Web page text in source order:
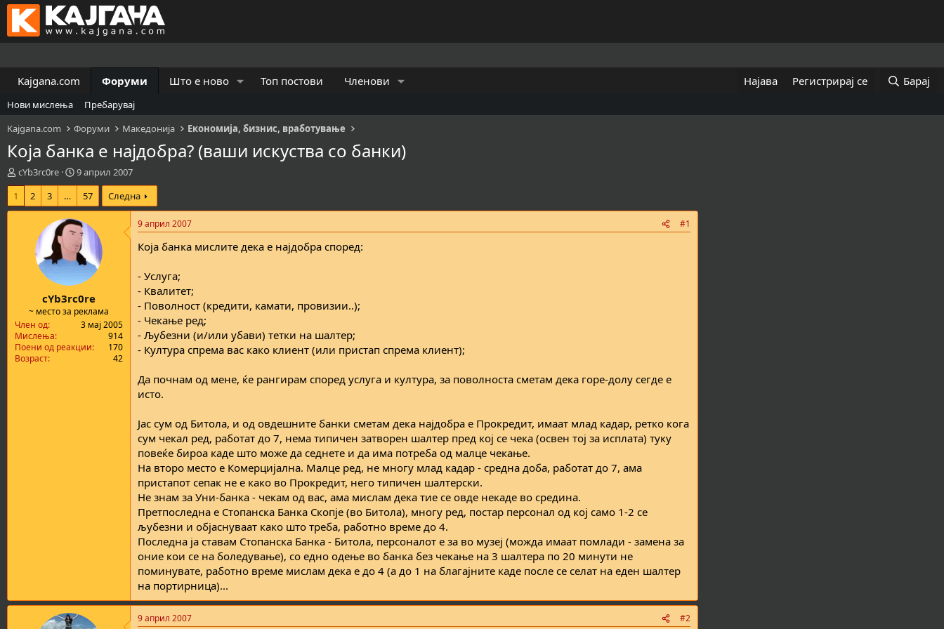
Kajgana.com Форуми Што е ново Топ постови Членови Најава Регистрирај се Барај
Нови мислења
Пребарувај
Kajgana.com
Форуми Македонија Економија, бизнис, вработување
Која банка е најдобра? (ваши искуства со банки)
К
р
а
а
т
а
cYb3rc0re
В
р
м
е
н
а
з
п
о
ч
н
в
9 април 2007
1
2 3 … 57 Следна
cYb3rc0re
~ место за реклама
Член од
3 мај 2005
Мислења
914
Поени од реакции
170
Возраст
42
9 април 2007 #1
Која банка мислите дека е најдобра според:
- Услуга;
- Квалитет;
- Поволност (кредити, камати, провизии..);
- Чекање ред;
- Љубезни (и/или убави) тетки на шалтер;
- Култура спрема вас како клиент (или пристап спрема клиент);
Да почнам од мене, ќе рангирам според услуга и култура, за поволноста сметам дека горе-долу сегде е
исто.
Јас сум од Битола, и од овдешните банки сметам дека најдобра е Прокредит, имаат млад кадар, ретко кога
сум чекал ред, работат до 7, нема типичен затворен шалтер пред кој се чека (освен тој за исплата) туку
повеќе бироа каде што може да седнете и да има потреба од малце чекање.
На второ место е Комерцијална. Малце ред, не многу млад кадар - средна доба, работат до 7, ама
пристапот сепак не е како во Прокредит, него типичен шалтерски.
Не знам за Уни-банка - чекам од вас, ама мислам дека тие се овде некаде во средина.
Претпоследна е Стопанска Банка Скопје (во Битола), многу ред, постар персонал од кој само 1-2 се
љубезни и објаснуваат како што треба, работно време до 4.
Последна ја ставам Стопанска Банка - Битола, персоналот е за во музеј (можда имаат помлади - замена за
оние кои се на боледување), со едно одење во банка без чекање на 3 шалтера по 20 минути не
поминувате, работно време мислам дека е до 4 (а до 1 на благајните каде после се селат на еден шалтер
на портирница)...
9 април 2007 #2